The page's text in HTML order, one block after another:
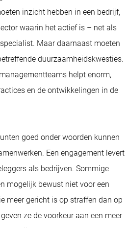
inzicht hebben in een bedrijf,
waarin het actief is – net als
Maar daarnaast moeten
duurzaamheidskwesties.
helpt enorm,
en de ontwikkelingen in de
goed onder woorden kunnen
Een engagement levert
als bedrijven. Sommige
mogelijk bewust niet voor een
meer gericht is op straffen dan op
ze de voorkeur aan een meer